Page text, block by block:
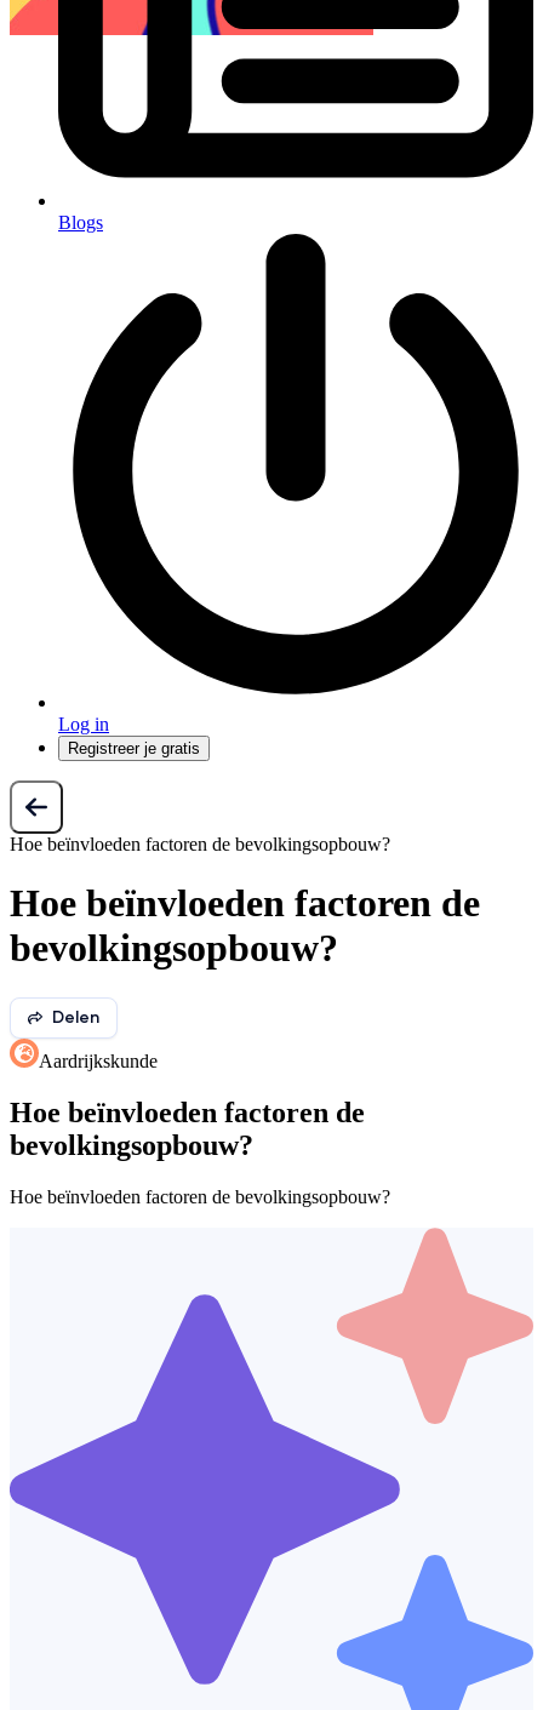
Blogs
Log in
Registreer je gratis
Hoe beïnvloeden factoren de bevolkingsopbouw?
Hoe beïnvloeden factoren de
bevolkingsopbouw?
Delen
Aardrijkskunde
Hoe beïnvloeden factoren de
bevolkingsopbouw?
Hoe beïnvloeden factoren de bevolkingsopbouw?